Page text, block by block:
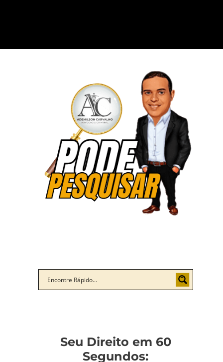
Seu Direito em 60
Segundos: